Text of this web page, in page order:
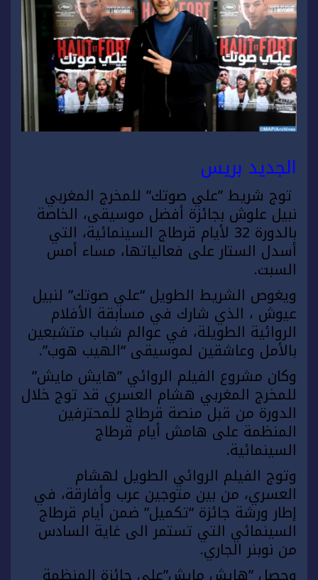
الجديد بريس
توج شريط ”علي صوتك” للمخرج المغربي
نبيل علوش بجائزة أفضل موسيقى، الخاصة
بالدورة 32 لأيام قرطاج السينمائية، التي
أسدل الستار على فعالياتها، مساء أمس
السبت.
ويغوص الشريط الطويل “علي صوتك” لنبيل
عيوش ، الذي شارك في مسابقة الأفلام
الروائية الطويلة، في عوالم شباب متشبعين
بالأمل وعاشقين لموسيقى “الهيب هوب”.
وكان مشروع الفيلم الروائي ”هايش مايش”
للمخرج المغربي هشام العسري قد توج خلال
الدورة من قبل منصة قرطاج للمحترفين
المنظمة على هامش أيام قرطاج
السينمائية.
وتوج الفيلم الروائي الطويل لهشام
العسري، من بين متوجين عرب وأفارقة، في
إطار ورشة جائزة “تكميل” ضمن أيام قرطاج
السينمائي التي تستمر الى غاية السادس
من نوبنر الجاري.